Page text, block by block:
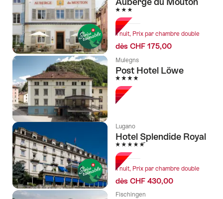
3 étoiles
1 nuit, Prix par chambre double
dès CHF 175,00
Mulegns
Post Hotel Löwe
4 étoiles
Lugano
Hotel Splendide Royal
5 étoiles
1 nuit, Prix par chambre double
dès CHF 430,00
Fischingen